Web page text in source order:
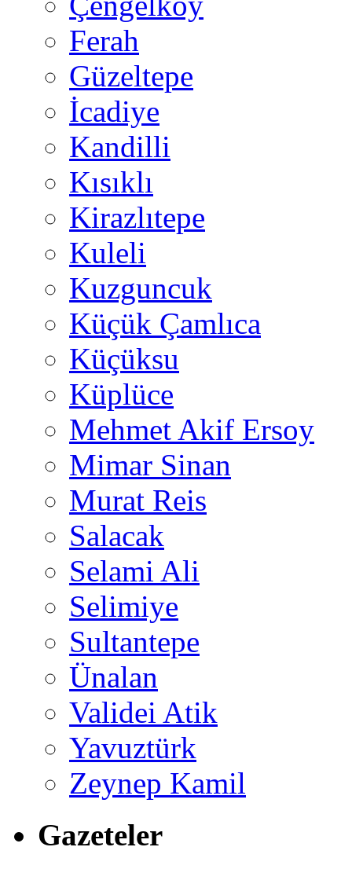
Ferah
Güzeltepe
İcadiye
Kandilli
Kısıklı
Kirazlıtepe
Kuleli
Kuzguncuk
Küçük Çamlıca
Küçüksu
Küplüce
Mehmet Akif Ersoy
Mimar Sinan
Murat Reis
Salacak
Selami Ali
Selimiye
Sultantepe
Ünalan
Validei Atik
Yavuztürk
Zeynep Kamil
Gazeteler